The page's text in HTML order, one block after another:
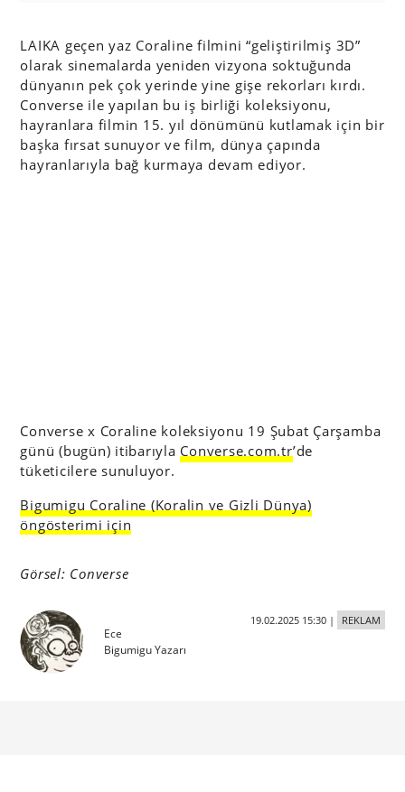
LAIKA geçen yaz Coraline filmini “geliştirilmiş 3D”
olarak sinemalarda yeniden vizyona soktuğunda
dünyanın pek çok yerinde yine gişe rekorları kırdı.
Converse ile yapılan bu iş birliği koleksiyonu,
hayranlara filmin 15. yıl dönümünü kutlamak için bir
başka fırsat sunuyor ve film, dünya çapında
hayranlarıyla bağ kurmaya devam ediyor.
Converse x Coraline koleksiyonu 19 Şubat Çarşamba
günü (bugün) itibarıyla Converse.com.tr’de
tüketicilere sunuluyor.
Bigumigu Coraline (Koralin ve Gizli Dünya)
öngösterimi için
Görsel: Converse
Ece
Bigumigu Yazarı
19.02.2025 15:30| REKLAM